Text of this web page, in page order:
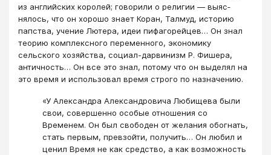
из английских королей; говорили о религии — выяс­
нялось, что он хорошо знает Коран, Талмуд, исто­рию
папства, учение Лютера, идеи пифагорейцев… Он знал
теорию комплексного переменного, эко­номику
сельского хозяйства, социал-дарвинизм Р. Фишера,
античность… Он все это знал, потому что он выделял на
это время и использовал время строго по назначению.
«У Александра Александровича Любищева бы­ли
свои, совершенно особые отношения со
Временем. Он был свободен от желания обогнать,
стать первым, превзойти, получить… Он любил и
ценил Время не как средство, а как воз­можность